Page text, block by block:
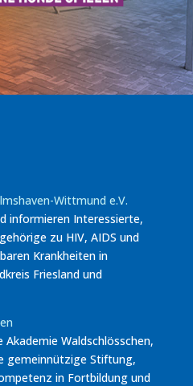
Wittmund e.V.
informieren Interessierte,
zu HIV, AIDS und
Krankheiten in
Friesland und
Waldschlösschen,
gemeinnützige Stiftung,
in Fortbildung und